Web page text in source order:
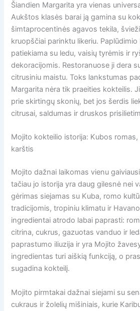
Šiandien Margarita yra vienas
Aukštos klasės barai ją gamina su
šimtaprocentinės agavos tekila,
kruopščiai parinktu likeriu.
patiekiama su ledu, vaisių tyrėmis ir
dekoracijomis. Restoranuose ji dera
citrusiniu maistu. Toks lankstumas
Margarita nėra tik praeities kokteilis.
prie skirtingų skonių, bet jos šerdis
citrusai, saldumas ir druskos
Mojito kokteilio istorija: Kubos
karštis
Mojito dažnai laikomas vienu
tačiau jo istorija yra daug gilesnė nei
gėrimas siejamas su Kuba, romo
tradicijomis, tropiniu klimatu ir
ingredientai atrodo labai paprasti:
citrina, cukrus, gazuotas vanduo ir
paprastumo iliuzija ir yra Mojito
ingredientas turi aiškią funkciją, o
sugadina kokteilį.
Mojito pirmtakai dažnai siejami su
cukraus ir žolelių mišiniais, kurie